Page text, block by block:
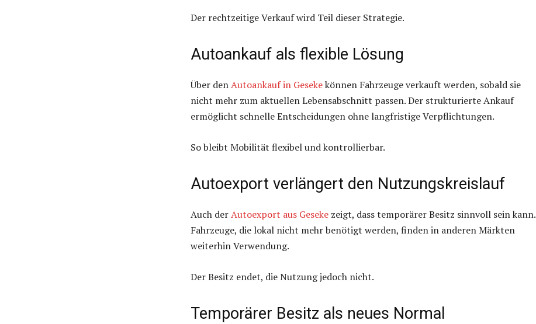
Der rechtzeitige Verkauf wird Teil dieser Strategie.
Autoankauf als flexible Lösung
Über denAutoankauf in Gesekekönnen Fahrzeuge verkauft werden, sobald sie
nicht mehr zum aktuellen Lebensabschnitt passen. Der strukturierte Ankauf
ermöglicht schnelle Entscheidungen ohne langfristige Verpflichtungen.
So bleibt Mobilität flexibel und kontrollierbar.
Autoexport verlängert den Nutzungskreislauf
Auch derAutoexport aus Geseke zeigt, dass temporärer Besitz sinnvoll sein kann.
Fahrzeuge, die lokal nicht mehr benötigt werden, finden in anderen Märkten
weiterhin Verwendung.
Der Besitz endet, die Nutzung jedoch nicht.
Temporärer Besitz als neues Normal